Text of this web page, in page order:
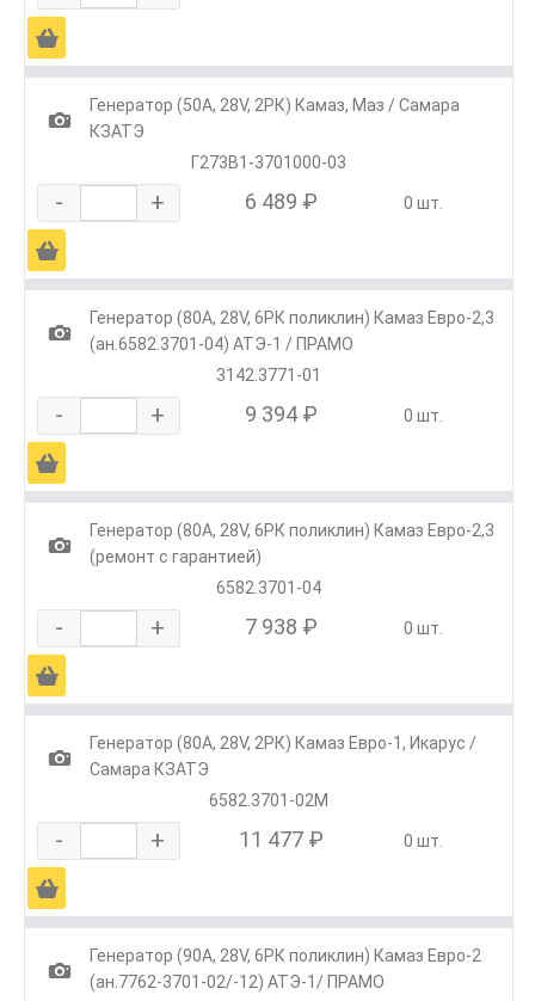
Ä
1
Генератор (50А, 28V, 2РК) Камаз, Маз / Самара
КЗАТЭ
Г273В1-3701000-03
- + 6 489 ₽ 0 шт.
Ä
1
Генератор (80А, 28V, 6РК поликлин) Камаз Евро-2,3
(ан.6582.3701-04) АТЭ-1 / ПРАМО
3142.3771-01
- + 9 394 ₽ 0 шт.
Ä
1
Генератор (80А, 28V, 6РК поликлин) Камаз Евро-2,3
(ремонт с гарантией)
6582.3701-04
- + 7 938 ₽ 0 шт.
Ä
1
Генератор (80А, 28V, 2РК) Камаз Евро-1, Икарус /
Самара КЗАТЭ
6582.3701-02М
- + 11 477 ₽ 0 шт.
Ä
1
Генератор (90А, 28V, 6РК поликлин) Камаз Евро-2
(ан.7762-3701-02/-12) АТЭ-1/ ПРАМО